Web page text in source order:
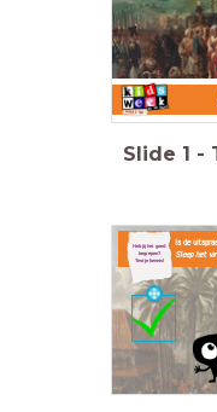
Slide 1 -
Heb jij het goed
begrepen?
Test je kennis!
Is de
Sleep het